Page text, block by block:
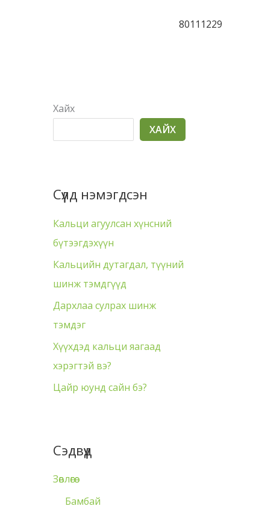
80111229
Хайх
ХАЙХ
Сүүлд нэмэгдсэн
Кальци агуулсан хүнсний
бүтээгдэхүүн
Кальцийн дутагдал, түүний
шинж тэмдгүүд
Дархлаа сулрах шинж
тэмдэг
Хүүхдэд кальци яагаад
хэрэгтэй вэ?
Цайр юунд сайн бэ?
Сэдвүүд
Зөвлөгөө
Бамбай